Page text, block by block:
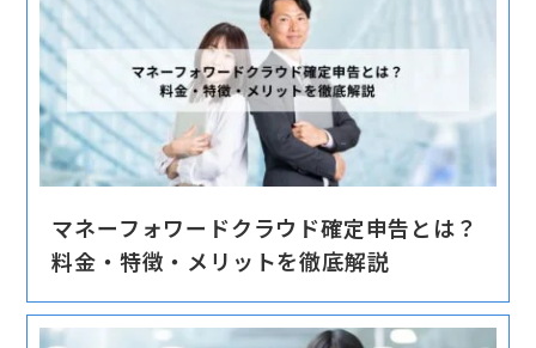
マネーフォワードクラウド確定申告とは？
料金・特徴・メリットを徹底解説